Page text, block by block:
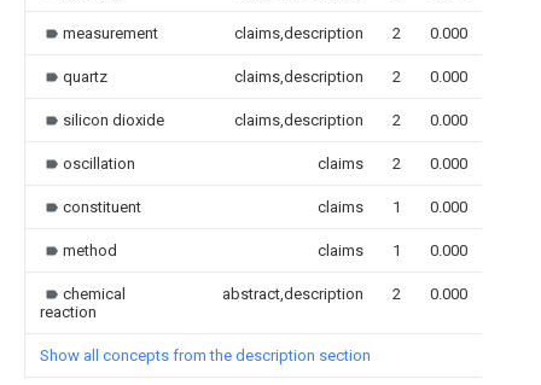
measurement claims,description 2 0.000
quartz claims,description 2 0.000
silicon dioxide claims,description 2 0.000
oscillation claims 2 0.000
constituent claims 1 0.000
method claims 1 0.000
chemical
reaction
abstract,description 2 0.000
Show all concepts from the description section